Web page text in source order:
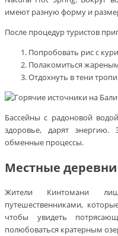
имеют разную форму и
После процедур туристов
Попробовать рис с
Полакомиться
Отдохнуть в тени
Бассейны с радоновой
здоровье, дарят энергию.
обменные процессы.
Местные деревни
Жители Кинтомани
путешественниками,
чтобы увидеть
полюбоваться кратерным